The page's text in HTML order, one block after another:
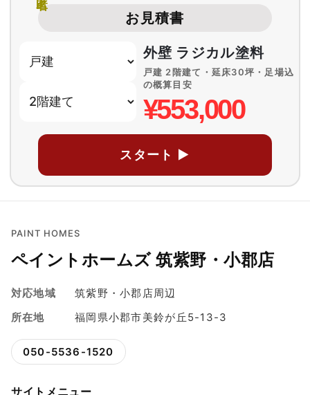
お見積書
外壁 ラジカル塗料
戸建 2階建て・延床30坪・足場込
の概算目安
¥553,000
スタート ▶
PAINT HOMES
ペイントホームズ 筑紫野・小郡店
対応地域
筑紫野・小郡店周辺
所在地
福岡県小郡市美鈴が丘5-13-3
050-5536-1520
サイトメニュー